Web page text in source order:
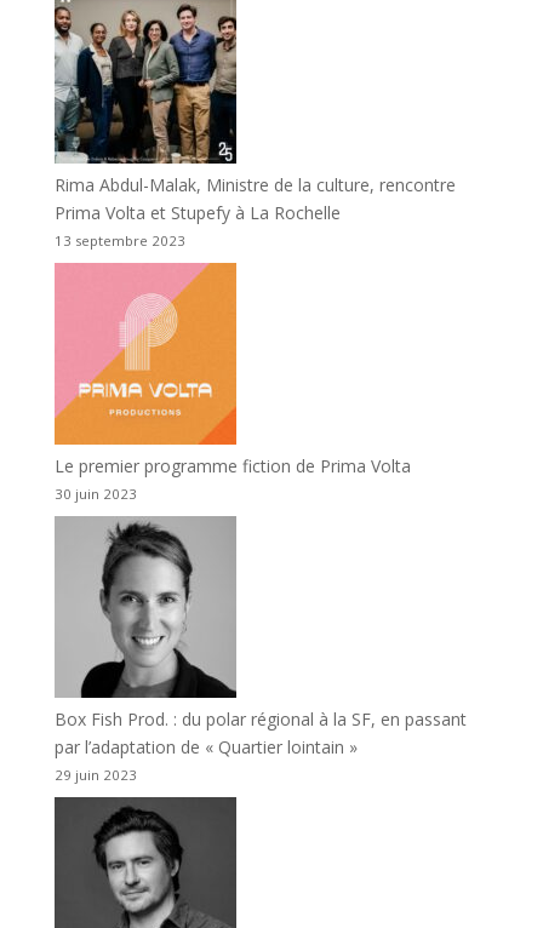
Rima Abdul-Malak, Ministre de la culture, rencontre
Prima Volta et Stupefy à La Rochelle
13 septembre 2023
Le premier programme fiction de Prima Volta
30 juin 2023
Box Fish Prod. : du polar régional à la SF, en passant
par l’adaptation de « Quartier lointain »
29 juin 2023